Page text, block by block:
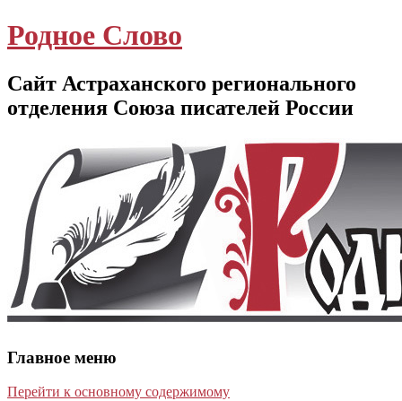
Родное Слово
Сайт Астраханского регионального
отделения Союза писателей России
Главное меню
Перейти к основному содержимому